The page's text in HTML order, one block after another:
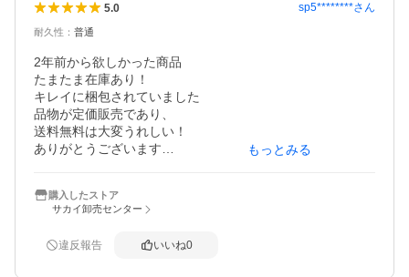
5.0 sp5********さん
耐久性 ： 普通
2年前から欲しかった商品
たまたま在庫あり！
キレイに梱包されていました
品物が定価販売であり、
送料無料は大変うれしい！
ありがとうございます
もっとみる
購入したストア
サカイ卸売センター
違反報告 いいね0